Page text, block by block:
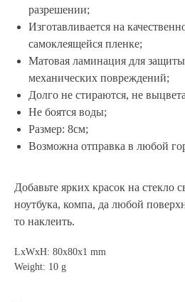
разрешении;
Изготавливается на
самоклеящейся пленке;
Матовая ламинация для
механических повреждений;
Долго не стираются, не
Не боятся воды;
Размер: 8см;
Возможна отправка в любой
Добавьте ярких красок на стекло
ноутбука, компа, да любой
то наклеить.
LxWxH: 80x80x1 mm
Weight: 10 g